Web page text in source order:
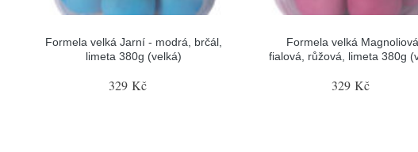
Formela velká Jarní - modrá, brčál,
limeta 380g (velká)
329 Kč
Formela velká
fialová, růžová, limeta 380g
329 Kč